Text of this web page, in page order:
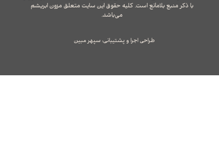
طراحی اجرا و پشتیبانی: سپهر مبین
با ذکر منبع بلامانع است. کلیه حقوق این سایت متعلق مزون ابریشم
می‌باشد.